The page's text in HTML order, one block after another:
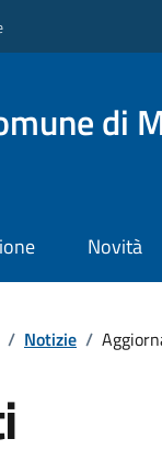
di
Novità
/ Notizie /